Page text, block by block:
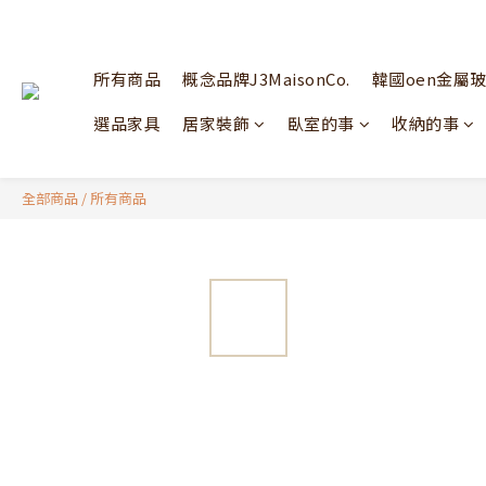
所有商品 概念品牌J3MaisonCo.
韓國oen金屬
選品家具
居家裝飾 臥室的事 收納的事
全部商品 / 所有商品